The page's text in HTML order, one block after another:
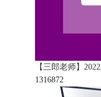
【三郎老师】
1316872